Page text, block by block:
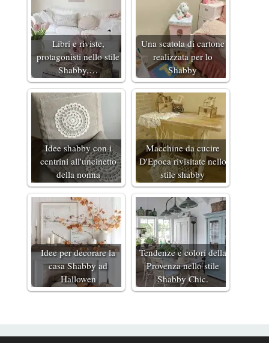
Libri e riviste,
protagonisti nello stile
Shabby,…
Una scatola di cartone
realizzata per lo
Shabby
Idee shabby con i
centrini all'uncinetto
della nonna
Macchine da cucire
D'Epoca rivisitate nello
stile shabby
Idee per decorare la
casa Shabby ad
Hallowen
Tendenze e colori della
Provenza nello stile
Shabby Chic.